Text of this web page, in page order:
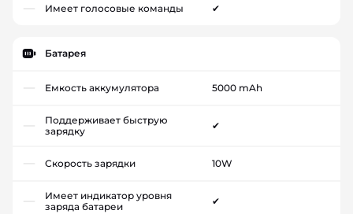
Имеет голосовые команды ✔
Батарея
Емкость аккумулятора 5000 mAh
Поддерживает быструю
зарядку
✔
Скорость зарядки 10W
Имеет индикатор уровня
заряда батареи
✔